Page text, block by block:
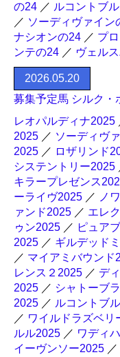
の24 ／ ルコントブ
／ ソーディヴァイン
ナシオンの24 ／ プ
ンテの24 ／ ヴェル
2026.05.20
募集予定馬 シルク・
レオパルディナ2025
2025 ／ ソーディヴ
2025 ／ ロザリンド
システントリー2025
キラープレゼンス
ーライヴ2025 ／ ノ
ァンド2025 ／ エレ
ゥン2025 ／ ピュア
2025 ／ ギルデッド
／ マイアミバウンド
レンス２2025 ／ デ
2025 ／ シャトーブ
2025 ／ ルコントブ
／ ワイルドラズベリ
ルル2025 ／ ワディ
イーヴンソー2025 ／